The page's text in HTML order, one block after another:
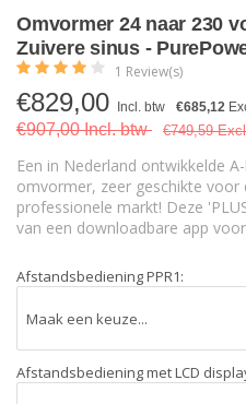
Omvormer 24 naar 230
Zuivere sinus -
1 Review(s)
€829,00 Incl. btw €685,12
€907,00 Incl. btw €749,59
Een in Nederland ontwikkelde
omvormer, zeer geschikte voor
professionele markt! Deze
van een downloadbare app
Afstandsbediening PPR1:
Afstandsbediening met LCD